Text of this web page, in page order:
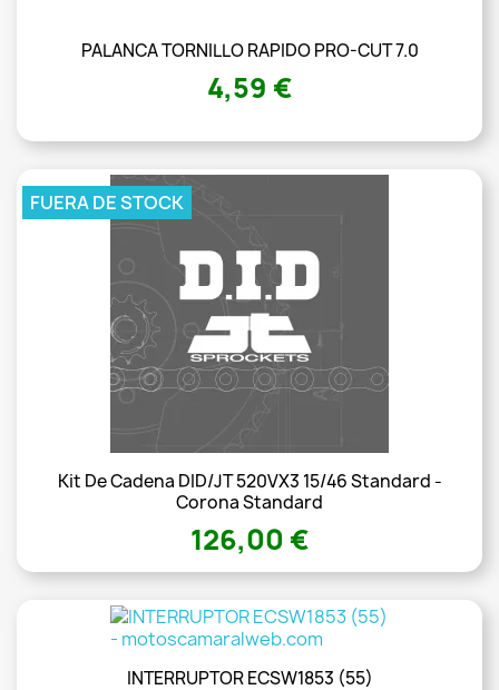
PALANCA TORNILLO RAPIDO PRO-CUT 7.0
4,59 €
Kit De Cadena DID/JT 520VX3 15/46 Standard -
Corona Standard
126,00 €
FUERA DE STOCK
INTERRUPTOR ECSW1853 (55)